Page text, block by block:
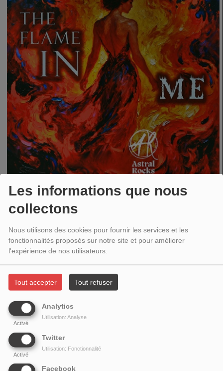
Les informations que nous
collectons
Nous utilisons des cookies pour fournir les services et les
fonctionnalités proposés sur notre site et pour améliorer
l'expérience de nos utilisateurs.
Tout accepter Tout refuser
Analytics
Activé
Utilisation: Analyse
Twitter
Activé
Utilisation: Fonctionnalité
Facebook
Et voici quelques informations supplémentaires sur le groupe et la sortie :
Astral Rocks est un projet rock de renommée internationale fondé par
public international en tant que projet solo, avec plus de 6 000 diffusions
radio dans 43 pays, Astral Rocks est devenu officiellement un groupe à
Sanguinheira, le guitariste Pedro Joaninho, le claviériste Rui Alexandre
n'assure plus le chant principal, la fondatrice Ludmilla Schweizer reste au
cœur créatif du projet, continuant d'écrire et de composer la musique qui
cette nouvelle ère. Porté par des guitares puissantes et un chant expressif,
le morceau est centré sur la résilience, la force intérieure et la
détermination. Astral Rocks a déjà bénéficié du soutien de plus de 200